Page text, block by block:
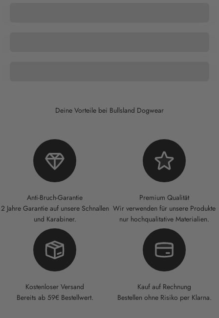
Deine Vorteile bei Bullsland Dogwear
Anti-Bruch-Garantie
2 Jahre Garantie auf unsere Schnallen
und Karabiner.
Premium Qualität
Wir verwenden für unsere Produkte
nur hochqualitative Materialien.
Kostenloser Versand
Bereits ab 59€ Bestellwert.
Kauf auf Rechnung
Bestellen ohne Risiko per Klarna.